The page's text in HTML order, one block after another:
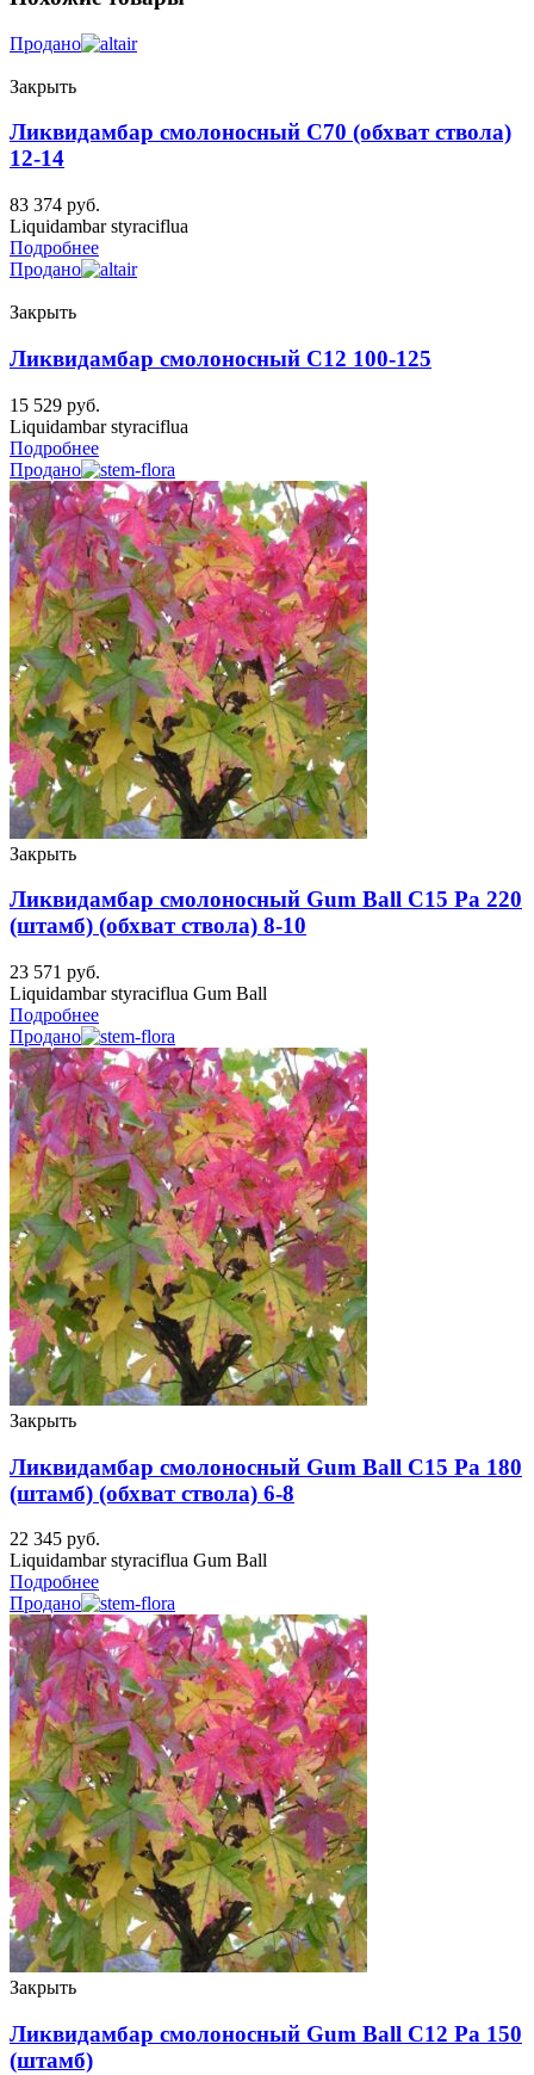
Продано
Закрыть
Ликвидамбар смолоносный C70 (обхват ствола)
12-14
83 374 руб.
Liquidambar styraciflua
Подробнее
Продано
Закрыть
Ликвидамбар смолоносный C12 100-125
15 529 руб.
Liquidambar styraciflua
Подробнее
Продано
Закрыть
Ликвидамбар смолоносный Gum Ball C15 Ра 220
(штамб) (обхват ствола) 8-10
23 571 руб.
Liquidambar styraciflua Gum Ball
Подробнее
Продано
Закрыть
Ликвидамбар смолоносный Gum Ball C15 Ра 180
(штамб) (обхват ствола) 6-8
22 345 руб.
Liquidambar styraciflua Gum Ball
Подробнее
Продано
Закрыть
Ликвидамбар смолоносный Gum Ball C12 Ра 150
(штамб)